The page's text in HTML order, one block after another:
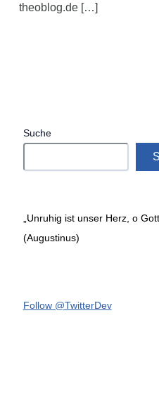
theoblog.de […]
Suche
„Unruhig ist unser Herz, o
(Augustinus)
Follow @TwitterDev